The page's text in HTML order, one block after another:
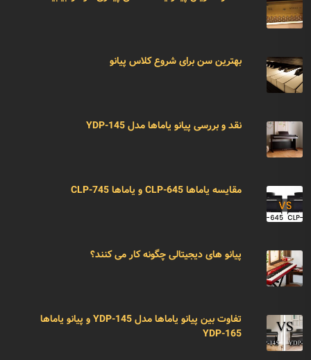
بهترین سن برای شروع کلاس پیانو
نقد و بررسی پیانو یاماها مدل YDP-145
مقایسه یاماها CLP-645 و یاماها CLP-745
پیانو های دیجیتالی چگونه کار می کنند؟
تفاوت بین پیانو یاماها مدل YDP-145 و پیانو یاماها
YDP-165